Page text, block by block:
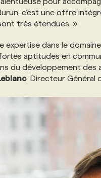
c’est une offre
très étendues. »
expertise dans le
aptitudes en
du développement
, Directeur Général